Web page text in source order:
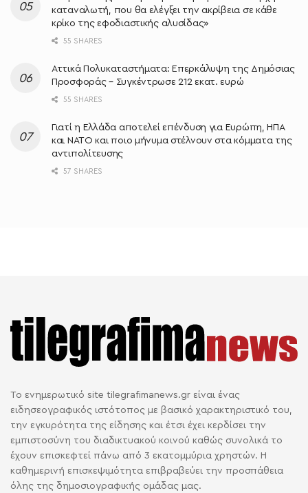
καταναλωτή, που θα ελέγξει την ακρίβεια σε κάθε
κρίκο της εφοδιαστικής αλυσίδας»
55 SHARES
Αττικά Πολυκαταστήματα: Επερκάλυψη της Δημόσιας
Προσφοράς – Συγκέντρωσε 212 εκατ. ευρώ
55 SHARES
Γιατί η Ελλάδα αποτελεί επένδυση για Ευρώπη, ΗΠΑ
και ΝΑΤΟ και ποιο μήνυμα στέλνουν στα κόμματα της
αντιπολίτευσης
57 SHARES
Το ενημερωτικό site tilegrafimanews.gr είναι ένας
ειδησεογραφικός ιστότοπος με βασικό χαρακτηριστικό του,
την εγκυρότητα της είδησης και έτσι έχει κερδίσει την
εμπιστοσύνη του διαδικτυακού κοινού καθώς συνολικά το
έχουν επισκεφτεί πάνω από 3 εκατομμύρια χρηστών. Η
καθημερινή επισκεψιμότητα επιβραβεύει την προσπάθεια
όλης της δημοσιογραφικής ομάδας μας.